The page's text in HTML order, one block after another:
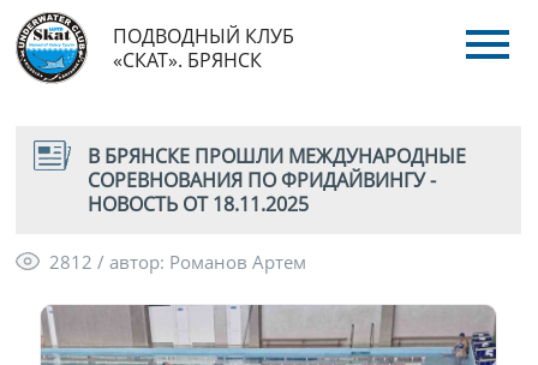
ПОДВОДНЫЙ КЛУБ
«СКАТ». БРЯНСК
В БРЯНСКЕ ПРОШЛИ МЕЖДУНАРОДНЫЕ
СОРЕВНОВАНИЯ ПО ФРИДАЙВИНГУ -
НОВОСТЬ ОТ 18.11.2025
2812 / автор: Романов Артем